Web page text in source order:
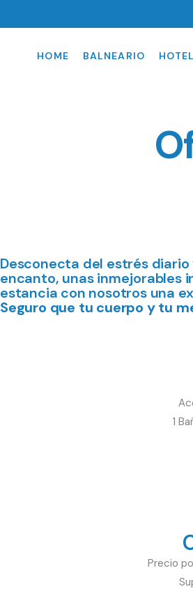
HOME BALNEARIO
TARIFAS Y HORARIOS
HOTEL
ACQUAFORM
OFERTAS
HOTEL LA
HOTEL CASTRO
BALNEARIO****
Desconecta del estrés diario
encanto, unas inmejorables
estancia con nosotros una
Seguro que tu cuerpo y tu
1
Precio